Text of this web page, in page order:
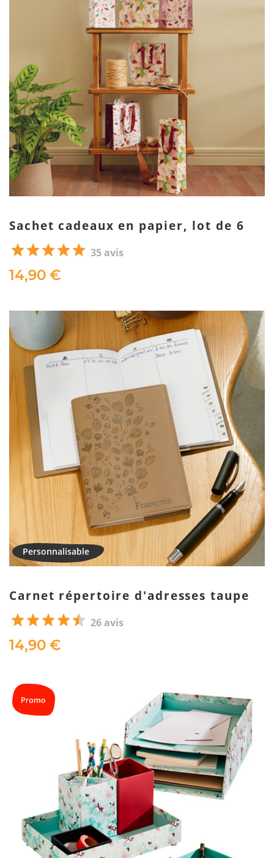
Sachet cadeaux en papier, lot de 6
35 avis
14,90 €
Carnet répertoire d'adresses taupe
26 avis
14,90 €